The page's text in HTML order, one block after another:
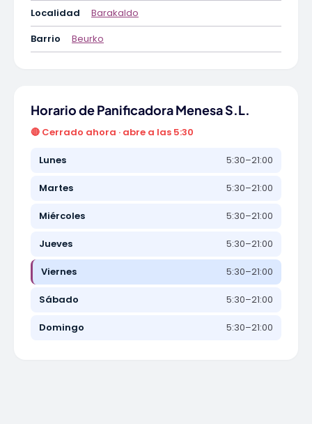
Localidad
Barakaldo
Barrio
Beurko
Horario de Panificadora Menesa S.L.
🔴 Cerrado ahora · abre a las 5:30
Lunes 5:30–21:00
Martes 5:30–21:00
Miércoles 5:30–21:00
Jueves 5:30–21:00
Viernes 5:30–21:00
Sábado 5:30–21:00
Domingo 5:30–21:00